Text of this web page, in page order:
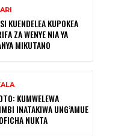
KUENDELEA KUPOKEA
ZA WENYE NIA YA
MIKUTANO
KUMWELEWA
INATAKIWA UNG’AMUE
NUKTA